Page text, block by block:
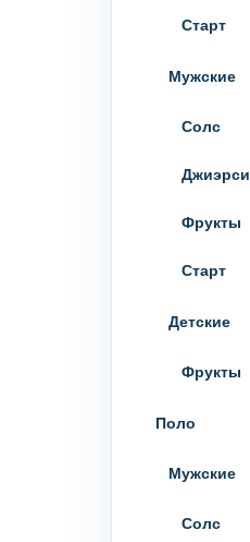
Старт
Мужские
Солс
Джиэрси
Фрукты
Старт
Детские
Фрукты
Поло
Мужские
Солс